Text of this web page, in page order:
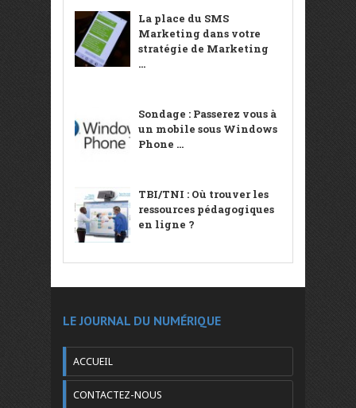
La place du SMS
Marketing dans votre
stratégie de Marketing
...
Sondage : Passerez vous à
un mobile sous Windows
Phone ...
TBI/TNI : Où trouver les
ressources pédagogiques
en ligne ?
LE JOURNAL DU NUMÉRIQUE
ACCUEIL
CONTACTEZ-NOUS